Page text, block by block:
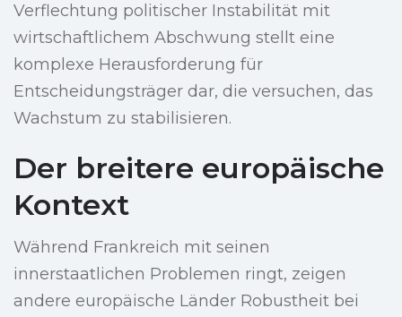
Verflechtung politischer Instabilität mit
wirtschaftlichem Abschwung stellt eine
komplexe Herausforderung für
Entscheidungsträger dar, die versuchen, das
Wachstum zu stabilisieren.
Der breitere europäische
Kontext
Während Frankreich mit seinen
innerstaatlichen Problemen ringt, zeigen
andere europäische Länder Robustheit bei